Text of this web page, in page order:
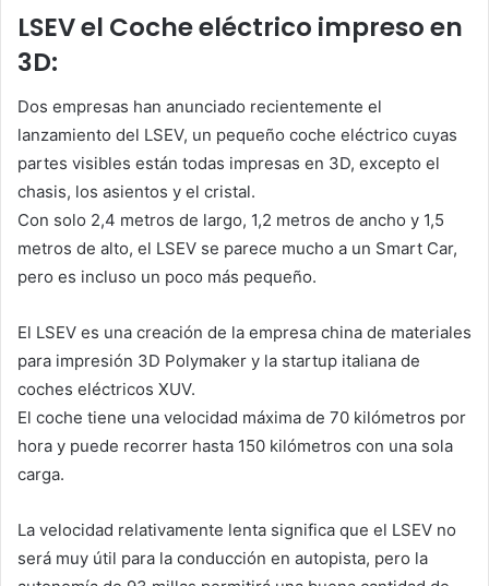
LSEV el Coche eléctrico impreso en
3D:
Dos empresas han anunciado recientemente el
lanzamiento del LSEV, un pequeño coche eléctrico cuyas
partes visibles están todas impresas en 3D, excepto el
chasis, los asientos y el cristal.
Con solo 2,4 metros de largo, 1,2 metros de ancho y 1,5
metros de alto, el LSEV se parece mucho a un Smart Car,
pero es incluso un poco más pequeño.
El LSEV es una creación de la empresa china de materiales
para impresión 3D Polymaker y la startup italiana de
coches eléctricos XUV.
El coche tiene una velocidad máxima de 70 kilómetros por
hora y puede recorrer hasta 150 kilómetros con una sola
carga.
La velocidad relativamente lenta significa que el LSEV no
será muy útil para la conducción en autopista, pero la